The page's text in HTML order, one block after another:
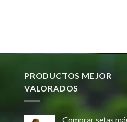
PRODUCTOS MEJOR
VALORADOS
Comprar setas